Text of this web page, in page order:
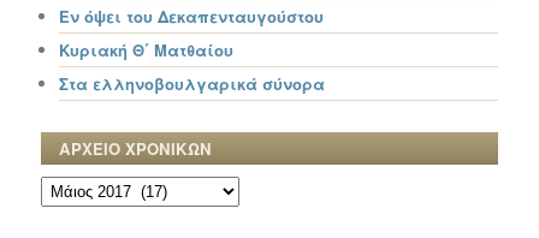
Εν όψει του Δεκαπενταυγούστου
Κυριακή Θ΄ Ματθαίου
Στα ελληνοβουλγαρικά σύνορα
ΑΡΧΕΙΟ ΧΡΟΝΙΚΩΝ
ΑΡΧΕΙΟ
ΧΡΟΝΙΚΩΝ